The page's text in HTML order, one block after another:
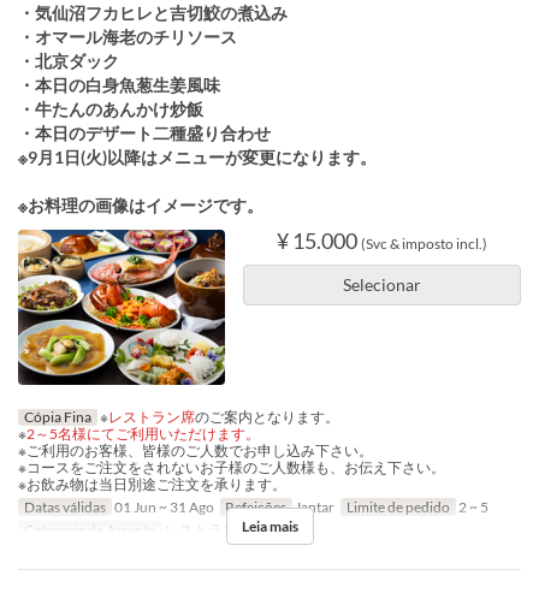
・気仙沼フカヒレと吉切鮫の煮込み
・オマール海老のチリソース
・北京ダック
・本日の白身魚葱生姜風味
・牛たんのあんかけ炒飯
・本日のデザート二種盛り合わせ
※9月1日(火)以降はメニューが変更になります。
※お料理の画像はイメージです。
¥ 15.000 (Svc & imposto incl.)
Selecionar
Cópia Fina ※レストラン席のご案内となります。
※2～5名様にてご利用いただけます。
※ご利用のお客様、皆様のご人数でお申し込み下さい。
※コースをご注文をされないお子様のご人数様も、お伝え下さい。
※お飲み物は当日別途ご注文を承ります。
Datas válidas 01 Jun ~ 31 Ago Refeições Jantar Limite de pedido 2 ~ 5
Categoria de Assento
レストラン席Leia mais